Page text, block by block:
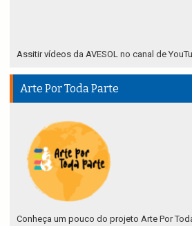
Assitir vídeos da AVESOL no canal de
Arte Por Toda Parte
Conheça um pouco do projeto Arte Por